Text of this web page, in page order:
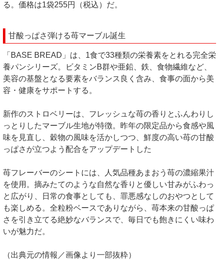
る。価格は1袋255円（税込）だ。
甘酸っぱさ弾ける苺マーブル誕生
「BASE BREAD」は、1食で33種類の栄養素をとれる完全栄
養パンシリーズ。ビタミンB群や亜鉛、鉄、食物繊維など、
美容の基盤となる要素をバランス良く含み、食事の面から美
容・健康をサポートする。
新作のストロベリーは、フレッシュな苺の香りとふんわりし
っとりしたマーブル生地が特徴。昨年の限定品から食感や風
味を見直し、穀物の風味を活かしつつ、鮮度の高い苺の甘酸
っぱさが立つよう配合をアップデートした
苺フレーバーのシートには、人気品種あまおう苺の濃縮果汁
を使用。摘みたてのような自然な香りと優しい甘みがふわっ
と広がり、日常の食事としても、罪悪感なしのおやつとして
も楽しめる。全粒粉ベースでありながら、苺本来の甘酸っぱ
さを引き立てる絶妙なバランスで、毎日でも飽きにくい味わ
いが魅力だ。
（出典元の情報／画像より一部抜粋）